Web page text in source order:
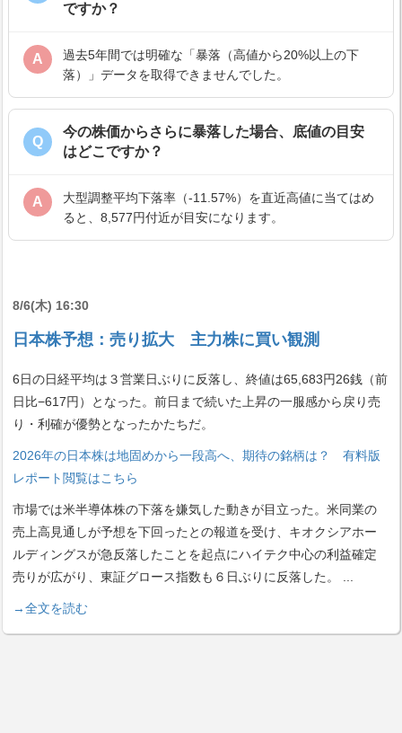
ですか？
A
過去5年間では明確な「暴落（高値から20%以上の下
落）」データを取得できませんでした。
Q
今の株価からさらに暴落した場合、底値の目安
はどこですか？
A
大型調整平均下落率（-11.57%）を直近高値に当てはめ
ると、8,577円付近が目安になります。
8/6(木) 16:30
日本株予想：売り拡大 主力株に買い観測
6日の日経平均は３営業日ぶりに反落し、終値は65,683円26銭（前
日比−617円）となった。前日まで続いた上昇の一服感から戻り売
り・利確が優勢となったかたちだ。
2026年の日本株は地固めから一段高へ、期待の銘柄は？ 有料版
レポート閲覧はこちら
市場では米半導体株の下落を嫌気した動きが目立った。米同業の
売上高見通しが予想を下回ったとの報道を受け、キオクシアホー
ルディングスが急反落したことを起点にハイテク中心の利益確定
売りが広がり、東証グロース指数も６日ぶりに反落した。
→全文を読む